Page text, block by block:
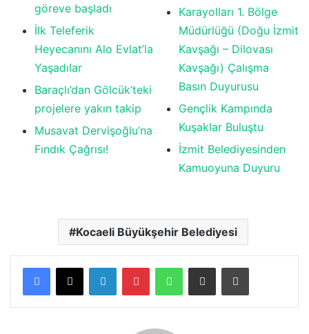
göreve başladı
İlk Teleferik
Heyecanını Alo Evlat’la
Yaşadılar
Baraçlı’dan Gölcük’teki
projelere yakın takip
Musavat Dervişoğlu’na
Fındık Çağrısı!
Karayolları 1. Bölge
Müdürlüğü (Doğu İzmit
Kavşağı – Dilovası
Kavşağı) Çalışma
Basın Duyurusu
Gençlik Kampında
Kuşaklar Buluştu
İzmit Belediyesinden
Kamuoyuna Duyuru
Kocaeli Büyükşehir Belediyesi